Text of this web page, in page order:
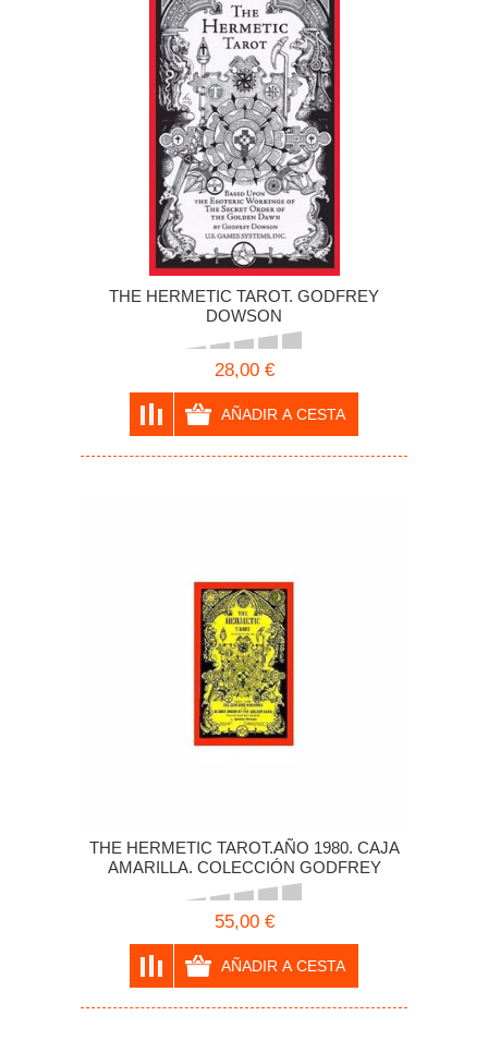
THE HERMETIC TAROT. GODFREY
DOWSON
28,00 €
THE HERMETIC TAROT.AÑO 1980. CAJA
AMARILLA. COLECCIÓN GODFREY
DOWSON
55,00 €